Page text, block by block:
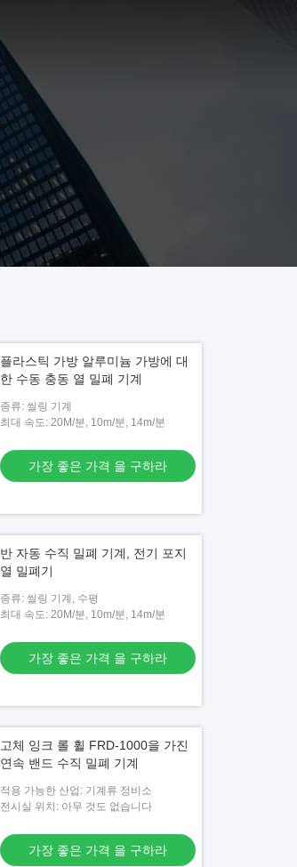
플라스틱 가방 알루미늄 가방에 대
한 수동 충동 열 밀폐 기계
종류: 씰링 기계
최대 속도: 20M/분, 10m/분, 14m/분
가장 좋은 가격 을 구하라
반 자동 수직 밀폐 기계, 전기 포지
열 밀폐기
종류: 씰링 기계, 수평
최대 속도: 20M/분, 10m/분, 14m/분
가장 좋은 가격 을 구하라
고체 잉크 롤 휠 FRD-1000을 가진
연속 밴드 수직 밀폐 기계
적용 가능한 산업: 기계류 정비소
전시실 위치: 아무 것도 없습니다
가장 좋은 가격 을 구하라